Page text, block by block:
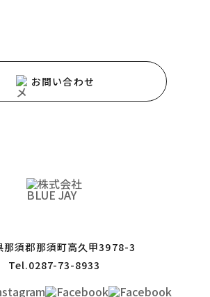
お問い合わせ
那須郡那須町高久甲3978-3
Tel.0287-73-8933